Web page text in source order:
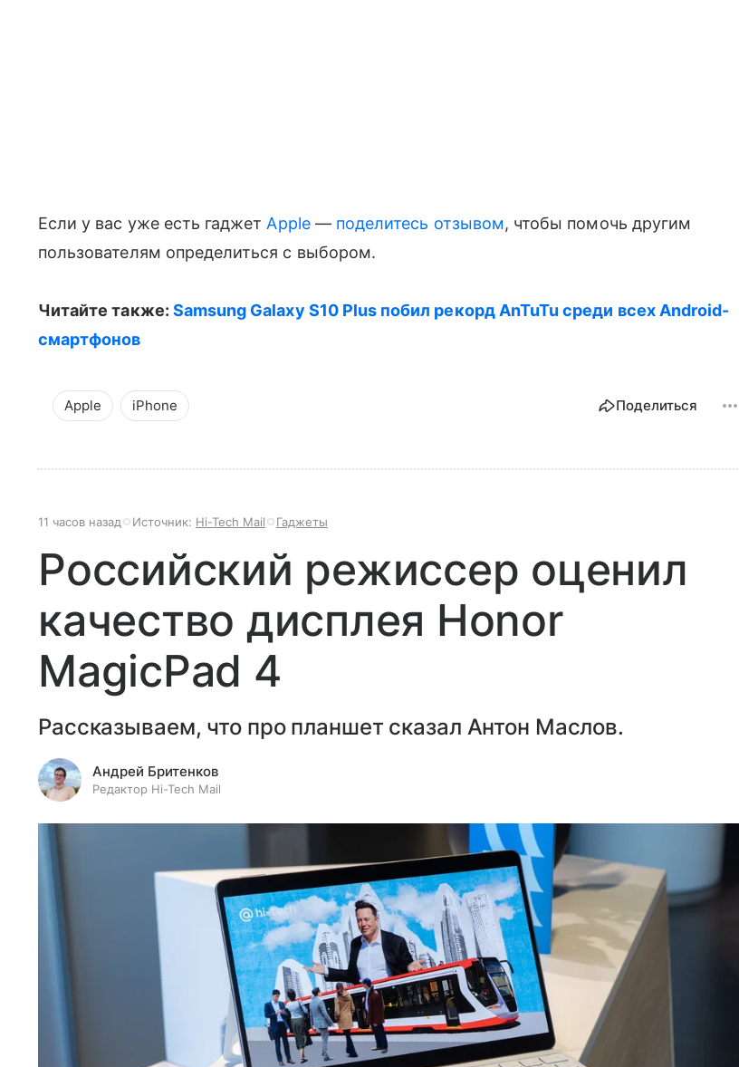
Если у вас уже есть гаджет Apple— поделитесь отзывом, чтобы помочь другим
пользователям определиться с выбором.
Читайте также: Samsung Galaxy S10 Plus побил рекорд AnTuTu среди всех Android-
смартфонов
Apple iPhone Поделиться
11 часов назад Источник: Hi-Tech Mail Гаджеты
Российский режиссер оценил
качество дисплея Honor
MagicPad 4
Рассказываем, что про планшет сказал Антон Маслов.
Андрей Бритенков
Редактор Hi-Tech Mail